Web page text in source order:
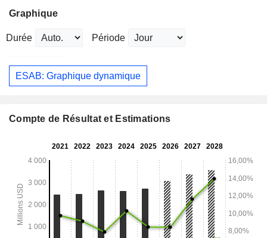
Graphique
Durée Période
ESAB: Graphique dynamique
Compte de Résultat et Estimations